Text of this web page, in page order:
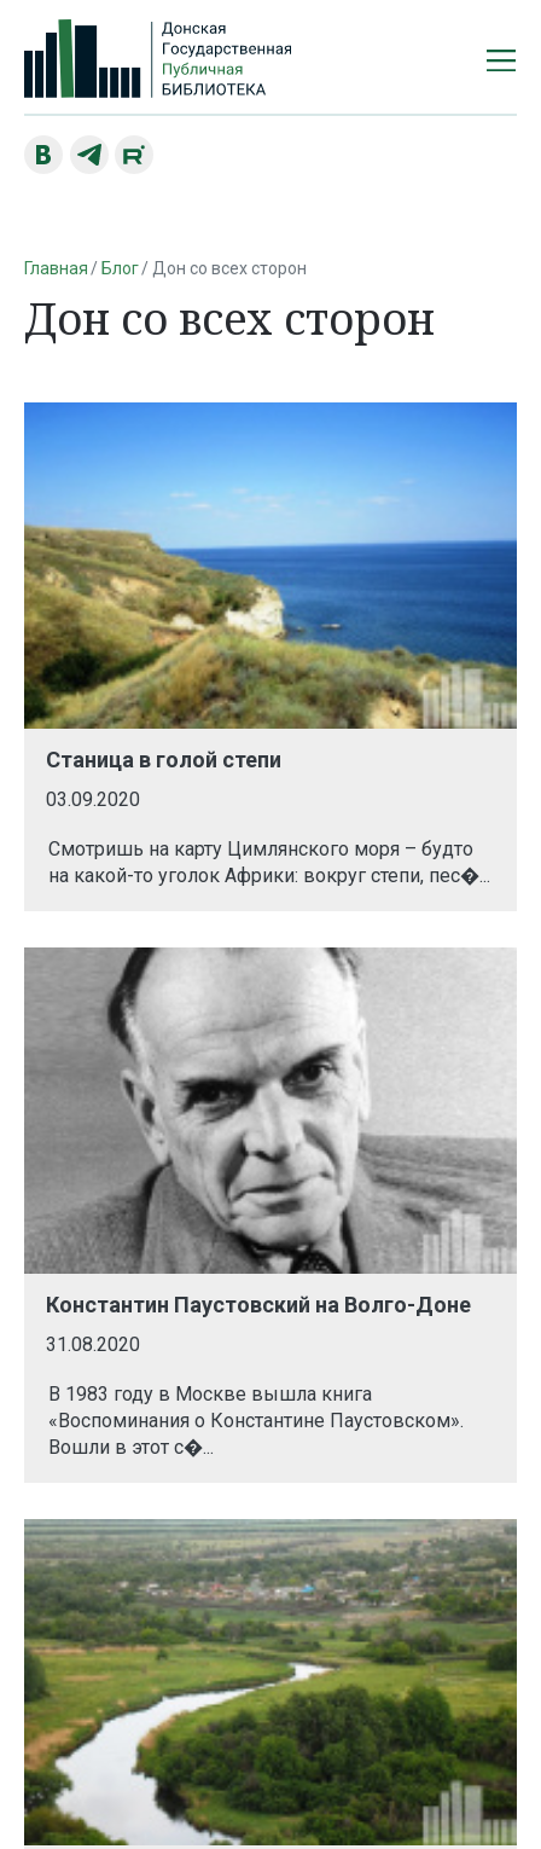
Главная Блог Дон со всех сторон
Дон со всех сторон
Станица в голой степи
03.09.2020
Смотришь на карту Цимлянского моря – будто
на какой-то уголок Африки: вокруг степи, пес�...
Константин Паустовский на Волго-Доне
31.08.2020
В 1983 году в Москве вышла книга
«Воспоминания о Константине Паустовском».
Вошли в этот с�...